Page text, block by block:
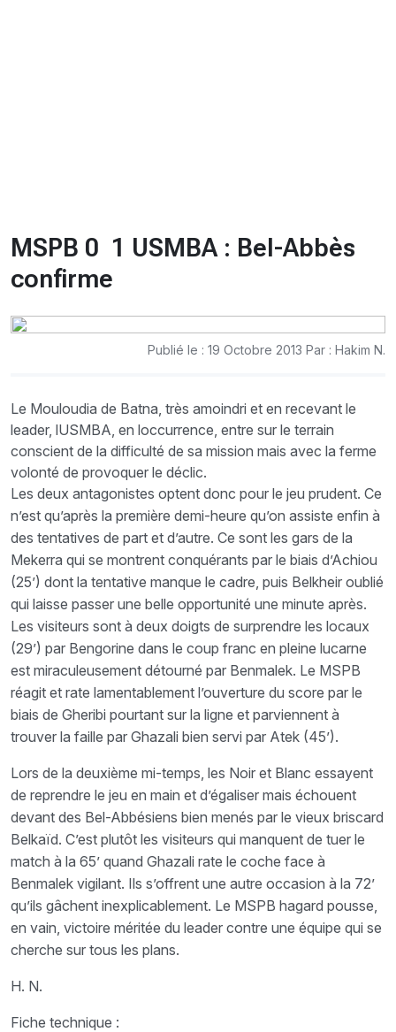
MSPB 0  1 USMBA : Bel-Abbès
confirme
Publié le : 19 Octobre 2013 Par : Hakim N.
Le Mouloudia de Batna, très amoindri et en recevant le
leader, lUSMBA, en loccurrence, entre sur le terrain
conscient de la difficulté de sa mission mais avec la ferme
volonté de provoquer le déclic.
Les deux antagonistes optent donc pour le jeu prudent. Ce
n’est qu’après la première demi-heure qu’on assiste enfin à
des tentatives de part et d’autre. Ce sont les gars de la
Mekerra qui se montrent conquérants par le biais d’Achiou
(25’) dont la tentative manque le cadre, puis Belkheir oublié
qui laisse passer une belle opportunité une minute après.
Les visiteurs sont à deux doigts de surprendre les locaux
(29’) par Bengorine dans le coup franc en pleine lucarne
est miraculeusement détourné par Benmalek. Le MSPB
réagit et rate lamentablement l’ouverture du score par le
biais de Gheribi pourtant sur la ligne et parviennent à
trouver la faille par Ghazali bien servi par Atek (45’).
Lors de la deuxième mi-temps, les Noir et Blanc essayent
de reprendre le jeu en main et d’égaliser mais échouent
devant des Bel-Abbésiens bien menés par le vieux briscard
Belkaïd. C’est plutôt les visiteurs qui manquent de tuer le
match à la 65’ quand Ghazali rate le coche face à
Benmalek vigilant. Ils s’offrent une autre occasion à la 72’
qu’ils gâchent inexplicablement. Le MSPB hagard pousse,
en vain, victoire méritée du leader contre une équipe qui se
cherche sur tous les plans.
H. N.
Fiche technique :